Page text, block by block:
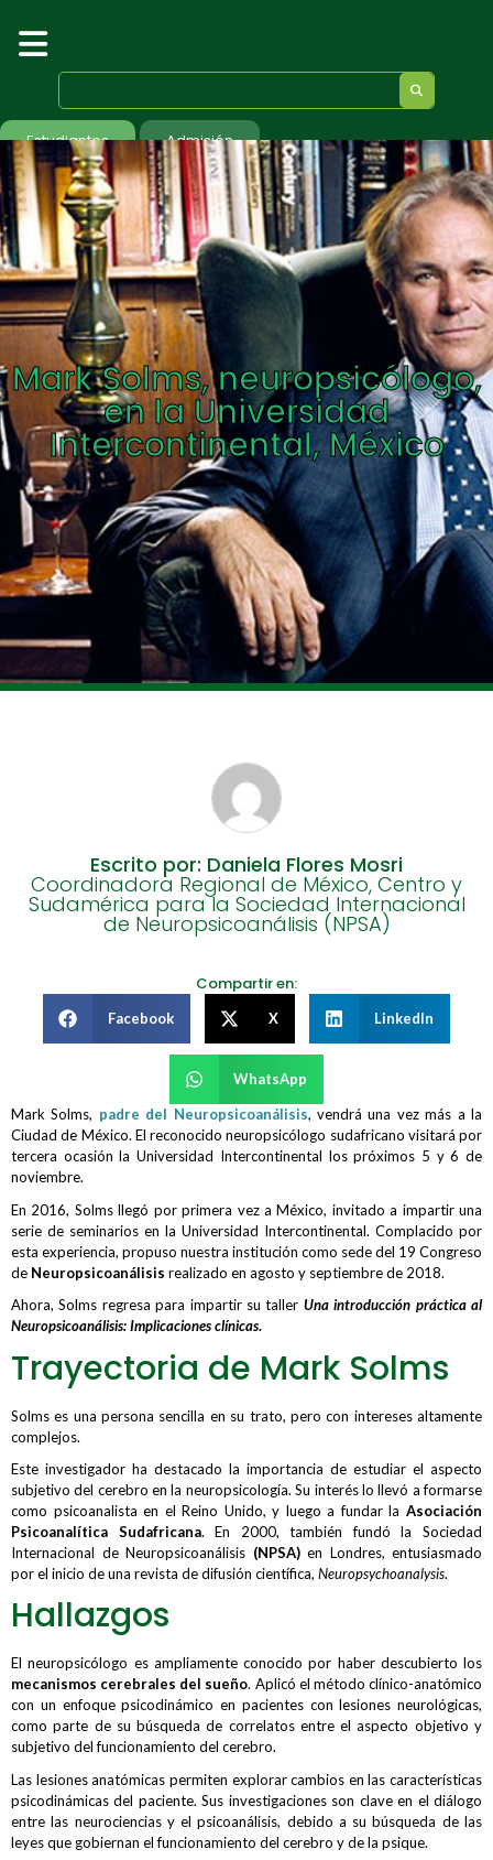
Estudiantes Admisión
Mark Solms, neuropsicólogo,
en la Universidad
Intercontinental, México
Escrito por: Daniela Flores Mosri
Coordinadora Regional de México, Centro y
Sudamérica para la Sociedad Internacional
de Neuropsicoanálisis (NPSA)
Compartir en:
Facebook X LinkedIn
WhatsApp
Mark Solms, padre del Neuropsicoanálisis, vendrá una vez más a la
Ciudad de México. El reconocido neuropsicólogo sudafricano visitará por
tercera ocasión la Universidad Intercontinental los próximos 5 y 6 de
noviembre.
En 2016, Solms llegó por primera vez a México, invitado a impartir una
serie de seminarios en la Universidad Intercontinental. Complacido por
esta experiencia, propuso nuestra institución como sede del 19 Congreso
de Neuropsicoanálisis realizado en agosto y septiembre de 2018.
Ahora, Solms regresa para impartir su taller Una introducción práctica al
Neuropsicoanálisis: Implicaciones clínicas.
Trayectoria de Mark Solms
Solms es una persona sencilla en su trato, pero con intereses altamente
complejos.
Este investigador ha destacado la importancia de estudiar el aspecto
subjetivo del cerebro en la neuropsicología. Su interés lo llevó a formarse
como psicoanalista en el Reino Unido, y luego a fundar la Asociación
Psicoanalítica Sudafricana. En 2000, también fundó la Sociedad
Internacional de Neuropsicoanálisis (NPSA)en Londres, entusiasmado
por el inicio de una revista de difusión científica, Neuropsychoanalysis.
Hallazgos
El neuropsicólogo es ampliamente conocido por haber descubierto los
mecanismos cerebrales del sueño. Aplicó el método clínico-anatómico
con un enfoque psicodinámico en pacientes con lesiones neurológicas,
como parte de su búsqueda de correlatos entre el aspecto objetivo y
subjetivo del funcionamiento del cerebro.
Las lesiones anatómicas permiten explorar cambios en las características
psicodinámicas del paciente. Sus investigaciones son clave en el diálogo
entre las neurociencias y el psicoanálisis, debido a su búsqueda de las
leyes que gobiernan el funcionamiento del cerebro y de la psique.